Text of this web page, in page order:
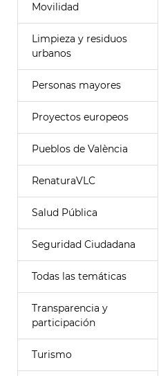
Movilidad
Limpieza y residuos
urbanos
Personas mayores
Proyectos europeos
Pueblos de València
RenaturaVLC
Salud Pública
Seguridad Ciudadana
Todas las temáticas
Transparencia y
participación
Turismo